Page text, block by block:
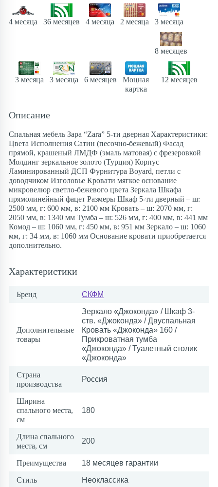
4 месяца 36 месяцев 4 месяца 2 месяца 3 месяца
8 месяцев
3 месяца 3 месяца 6 месяцев
Моцная
картка
12 месяцев
Описание
Спальная мебель Зара “Zara” 5-ти дверная Характеристики:
Цвета Исполнения Сатин (песочно-бежевый) Фасад
прямой, крашеный ЛМДФ (эмаль матовая) с фрезеровкой
Молдинг зеркальное золото (Турция) Корпус
Ламинированный ДСП Фурнитура Boyard, петли с
доводчиком Изголовье Кровати мягкое основание
микровелюр светло-бежевого цвета Зеркала Шкафа
прямолинейный фацет Размеры Шкаф 5-ти дверный – ш:
2500 мм, г: 600 мм, в: 2100 мм Кровать – ш: 2070 мм, г:
2050 мм, в: 1340 мм Тумба – ш: 526 мм, г: 400 мм, в: 441 мм
Комод – ш: 1060 мм, г: 450 мм, в: 951 мм Зеркало – ш: 1060
мм, г: 34 мм, в: 1060 мм Основание кровати приобретается
дополнительно.
Характеристики
Бренд СКФМ
Дополнительные
товары
Зеркало «Джоконда» / Шкаф 3-
ств. «Джоконда» / Двуспальная
Кровать «Джоконда» 160 /
Прикроватная тумба
«Джоконда» / Туалетный столик
«Джоконда»
Страна
производства
Россия
Ширина
спального места,
см
180
Длина спального
места, см
200
Преимущества 18 месяцев гарантии
Стиль Неоклассика